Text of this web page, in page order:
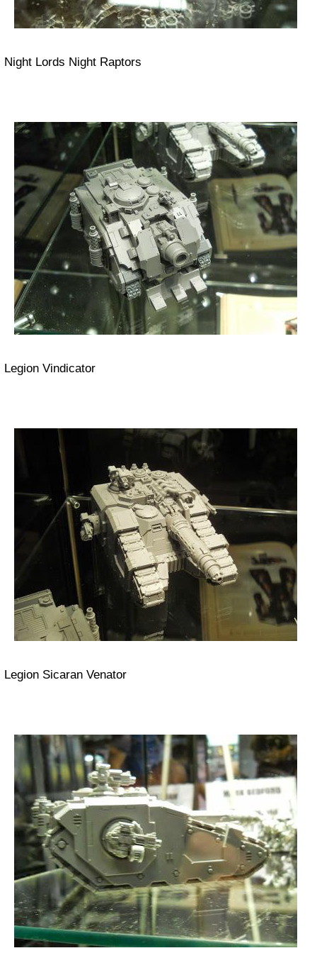
Night Lords Night Raptors
Legion Vindicator
Legion Sicaran Venator